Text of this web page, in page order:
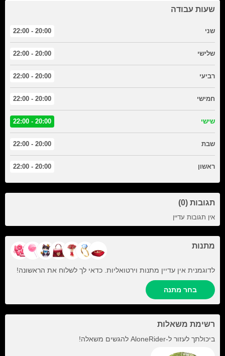
שעות עבודה
שני 20:00 - 22:00
שלישי 20:00 - 22:00
רביעי 20:00 - 22:00
חמישי 20:00 - 22:00
שישי 20:00 - 22:00
שבת 20:00 - 22:00
ראשון 20:00 - 22:00
תגובות (0)
אין תגובות עדיין
מתנות
לדוגמנית אין עדיין מתנות וירטואליות. כדאי לך לשלוח את הראשונה!
בחר מתנה
רשימת משאלות
ביכולתך לעזור ל-AloneRider להגשים משאלה!